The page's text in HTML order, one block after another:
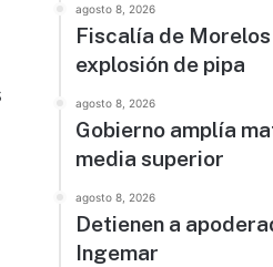
agosto 8, 2026
Fiscalía de
explosión de pipa
agosto 8, 2026
Gobierno amplía
media superior
agosto 8, 2026
Detienen a
Ingemar